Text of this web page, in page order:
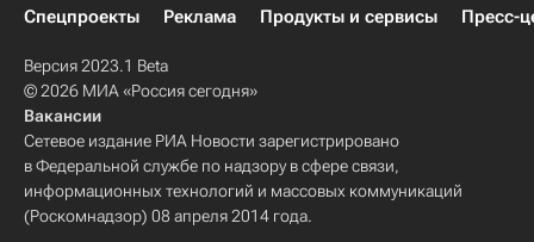
Спецпроекты
Реклама Продукты и сервисы Пресс-
Версия 2023.1 Beta
© 2026 МИА «Россия сегодня»
Вакансии
Сетевое издание РИА Новости зарегистрировано
в Федеральной службе по надзору в сфере связи,
информационных технологий и массовых коммуникаций
(Роскомнадзор) 08 апреля 2014 года.